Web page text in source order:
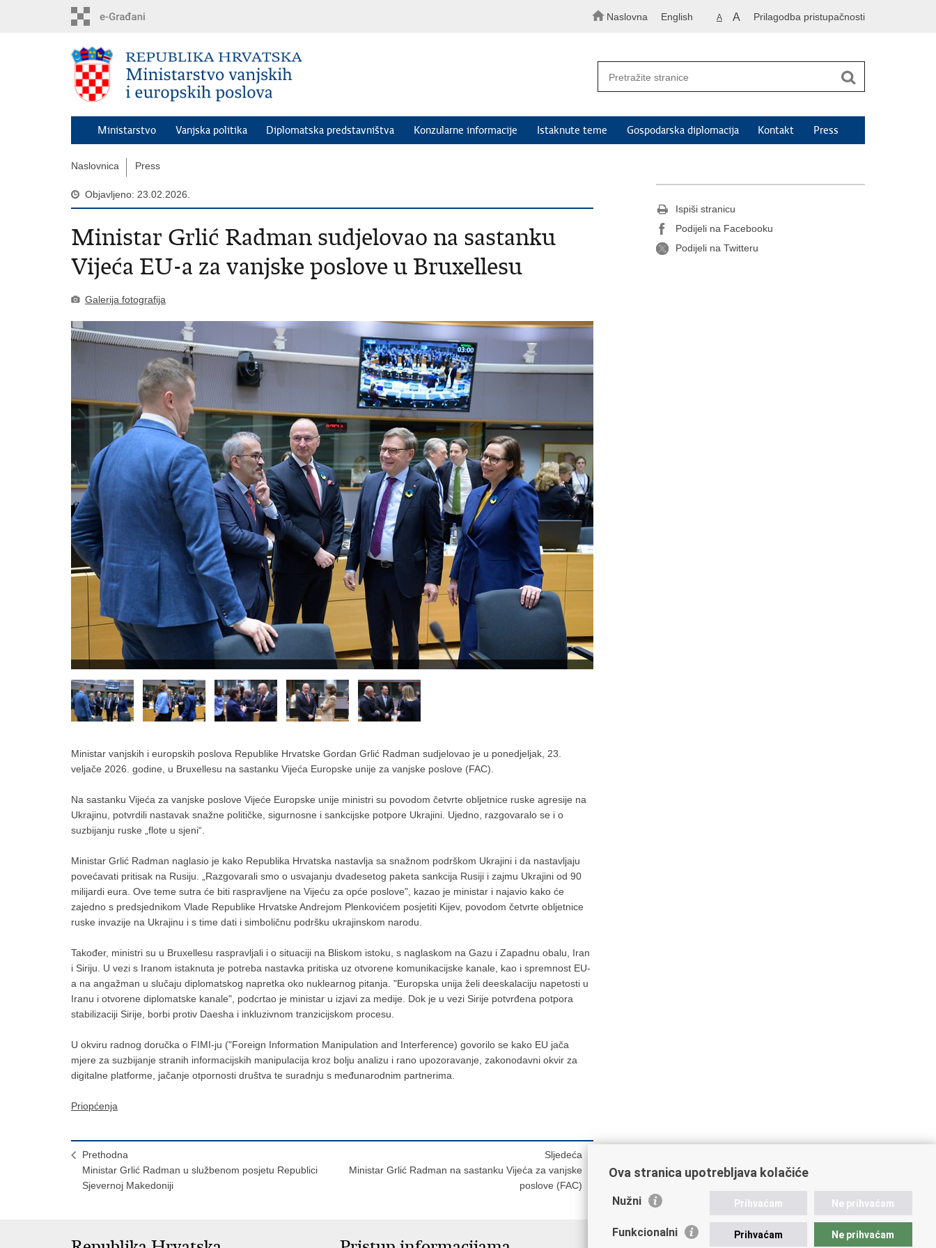
Naslovna English A A Prilagodba pristupačnosti
Ministarstvo Vanjska politika Diplomatska predstavništva Konzularne informacije Istaknute teme Gospodarska diplomacija Kontakt Press
Naslovnica Press
Objavljeno: 23.02.2026.
Ministar Grlić Radman sudjelovao na sastanku
Vijeća EU-a za vanjske poslove u Bruxellesu
Galerija fotografija
Ministar vanjskih i europskih poslova Republike Hrvatske Gordan Grlić Radman sudjelovao je u ponedjeljak, 23.
veljače 2026. godine, u Bruxellesu na sastanku Vijeća Europske unije za vanjske poslove (FAC).
Na sastanku Vijeća za vanjske poslove Vijeće Europske unije ministri su povodom četvrte obljetnice ruske agresije na
Ukrajinu, potvrdili nastavak snažne političke, sigurnosne i sankcijske potpore Ukrajini. Ujedno, razgovaralo se i o
suzbijanju ruske „flote u sjeni“.
Ministar Grlić Radman naglasio je kako Republika Hrvatska nastavlja sa snažnom podrškom Ukrajini i da nastavljaju
povećavati pritisak na Rusiju. „Razgovarali smo o usvajanju dvadesetog paketa sankcija Rusiji i zajmu Ukrajini od 90
milijardi eura. Ove teme sutra će biti raspravljene na Vijeću za opće poslove", kazao je ministar i najavio kako će
zajedno s predsjednikom Vlade Republike Hrvatske Andrejom Plenkovićem posjetiti Kijev, povodom četvrte obljetnice
ruske invazije na Ukrajinu i s time dati i simboličnu podršku ukrajinskom narodu.
Također, ministri su u Bruxellesu raspravljali i o situaciji na Bliskom istoku, s naglaskom na Gazu i Zapadnu obalu, Iran
i Siriju. U vezi s Iranom istaknuta je potreba nastavka pritiska uz otvorene komunikacijske kanale, kao i spremnost EU-
a na angažman u slučaju diplomatskog napretka oko nuklearnog pitanja. "Europska unija želi deeskalaciju napetosti u
Iranu i otvorene diplomatske kanale", podcrtao je ministar u izjavi za medije. Dok je u vezi Sirije potvrđena potpora
stabilizaciji Sirije, borbi protiv Daesha i inkluzivnom tranzicijskom procesu.
U okviru radnog doručka o FIMI-ju ("Foreign Information Manipulation and Interference) govorilo se kako EU jača
mjere za suzbijanje stranih informacijskih manipulacija kroz bolju analizu i rano upozoravanje, zakonodavni okvir za
digitalne platforme, jačanje otpornosti društva te suradnju s međunarodnim partnerima.
Priopćenja
Prethodna
Ministar Grlić Radman u službenom posjetu Republici
Sjevernoj Makedoniji
Sljedeća
Ministar Grlić Radman na sastanku Vijeća za vanjske
poslove (FAC)
Ispiši stranicu
Podijeli na Facebooku
Podijeli na Twitteru
Ova stranica upotrebljava kolačiće
Nužni Prihvaćam Ne prihvaćam
Funkcionalni Prihvaćam Ne prihvaćam